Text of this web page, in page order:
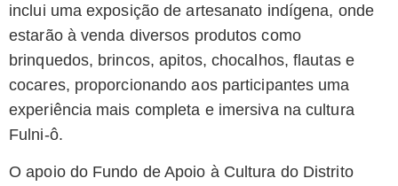
inclui uma exposição de artesanato indígena, onde
estarão à venda diversos produtos como
brinquedos, brincos, apitos, chocalhos, flautas e
cocares, proporcionando aos participantes uma
experiência mais completa e imersiva na cultura
Fulni-ô.
O apoio do Fundo de Apoio à Cultura do Distrito